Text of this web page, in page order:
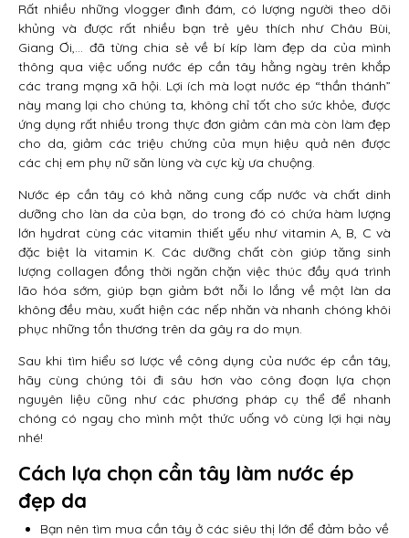
Rất nhiều những vlogger đình đám, có lượng người theo dõi
khủng và được rất nhiều bạn trẻ yêu thích như Châu Bùi,
Giang Ơi,… đã từng chia sẻ về bí kíp làm đẹp da của mình
thông qua việc uống nước ép cần tây hằng ngày trên khắp
các trang mạng xã hội. Lợi ích mà loạt nước ép “thần thánh”
này mang lại cho chúng ta, không chỉ tốt cho sức khỏe, được
ứng dụng rất nhiều trong thực đơn giảm cân mà còn làm đẹp
cho da, giảm các triệu chứng của mụn hiệu quả nên được
các chị em phụ nữ săn lùng và cực kỳ ưa chuộng.
Nước ép cần tây có khả năng cung cấp nước và chất dinh
dưỡng cho làn da của bạn, do trong đó có chứa hàm lượng
lớn hydrat cùng các vitamin thiết yếu như vitamin A, B, C và
đặc biệt là vitamin K. Các dưỡng chất còn giúp tăng sinh
lượng collagen đồng thời ngăn chặn việc thúc đầy quá trình
lão hóa sớm, giúp bạn giảm bớt nỗi lo lắng về một làn da
không đều màu, xuất hiện các nếp nhăn và nhanh chóng khôi
phục những tồn thương trên da gây ra do mụn.
Sau khi tìm hiểu sơ lược về công dụng của nước ép cần tây,
hãy cùng chúng tôi đi sâu hơn vào công đoạn lựa chọn
nguyên liệu cũng như các phương pháp cụ thể để nhanh
chóng có ngay cho mình một thức uống vô cùng lợi hại này
nhé!
Cách lựa chọn cần tây làm nước ép
đẹp da
Bạn nên tìm mua cần tây ở các siêu thị lớn để đảm bảo về